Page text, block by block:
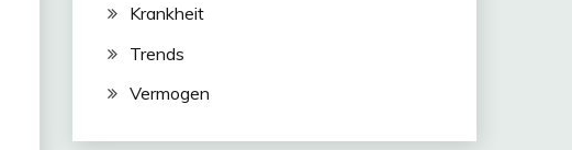
Krankheit
Trends
Vermogen